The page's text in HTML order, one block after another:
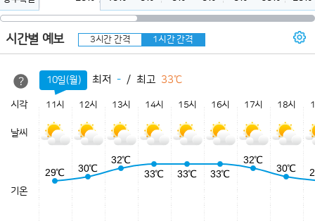
시간별 예보 3시간 간격 1시간 간격
시각
날씨
기온
10일(월) 최저 - 최고 33℃
11시 12시 13시 14시 15시 16시 17시 18시
29℃ 30℃
32℃
33℃
33℃ 33℃
32℃
30℃